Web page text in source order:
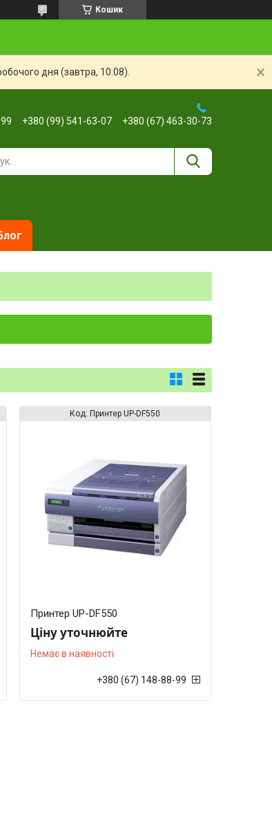
Кошик
дня (завтра, 10.08).
+380 (99) 541-63-07 +380 (67) 463-30-73
Принтер UP-DF550
Принтер UP-DF550
Ціну уточнюйте
Немає в наявності
+380 (67) 148-88-99